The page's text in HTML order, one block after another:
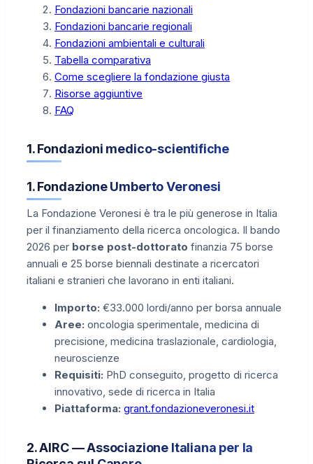
Fondazioni bancarie nazionali
Fondazioni bancarie regionali
Fondazioni ambientali e culturali
Tabella comparativa
Come scegliere la fondazione giusta
Risorse aggiuntive
FAQ
1. Fondazioni medico-scientifiche
1. Fondazione Umberto Veronesi
La Fondazione Veronesi è tra le più generose in Italia
per il finanziamento della ricerca oncologica. Il bando
2026 per borse post-dottorato finanzia 75 borse
annuali e 25 borse biennali destinate a ricercatori
italiani e stranieri che lavorano in enti italiani.
Importo: €33.000 lordi/anno per borsa annuale
Aree: oncologia sperimentale, medicina di
precisione, medicina traslazionale, cardiologia,
neuroscienze
Requisiti: PhD conseguito, progetto di ricerca
innovativo, sede di ricerca in Italia
Piattaforma: grant.fondazioneveronesi.it
2. AIRC — Associazione Italiana per la